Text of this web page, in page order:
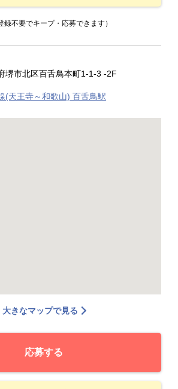
録不要でキープ・応募できます）
堺市北区百舌鳥本町1-1-3 -2F
(天王寺～和歌山) 百舌鳥駅
大きなマップで見る
応募する